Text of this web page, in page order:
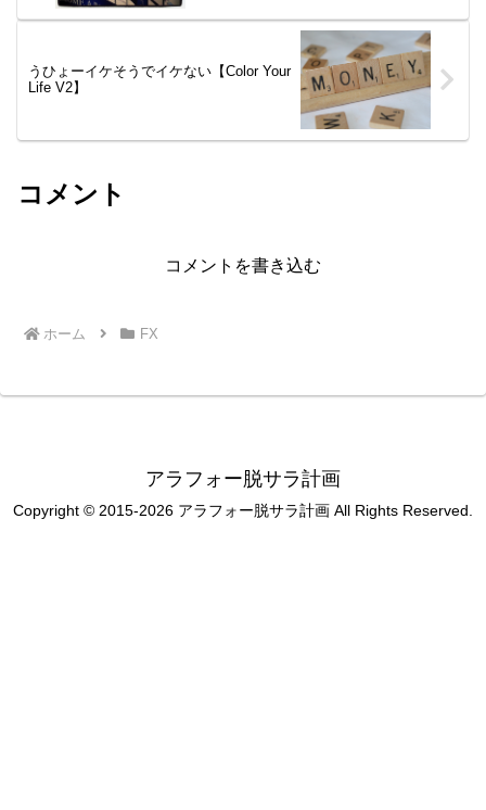
うひょーイケそうでイケない【Color Your
Life V2】
コメント
コメントを書き込む
ホーム FX
アラフォー脱サラ計画
Copyright © 2015-2026 アラフォー脱サラ計画 All Rights Reserved.